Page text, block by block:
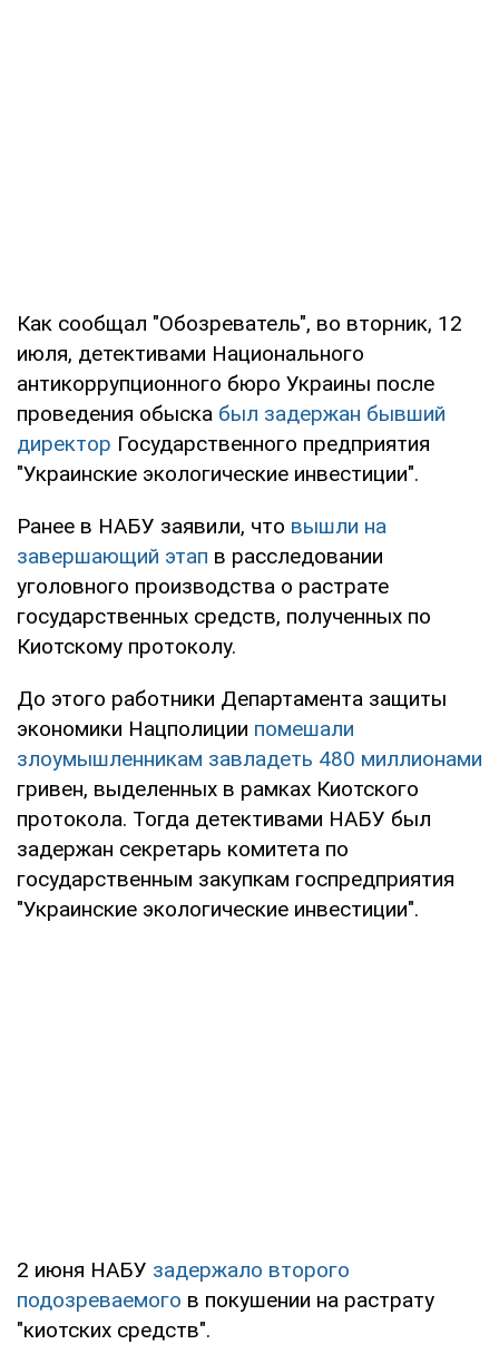
Как сообщал "Обозреватель", во вторник, 12
июля, детективами Национального
антикоррупционного бюро Украины после
проведения обыска был задержан бывший
директор Государственного предприятия
"Украинские экологические инвестиции".
Ранее в НАБУ заявили, что вышли на
завершающий этап в расследовании
уголовного производства о растрате
государственных средств, полученных по
Киотскому протоколу.
До этого работники Департамента защиты
экономики Нацполиции помешали
злоумышленникам завладеть 480 миллионами
гривен, выделенных в рамках Киотского
протокола. Тогда детективами НАБУ был
задержан секретарь комитета по
государственным закупкам госпредприятия
"Украинские экологические инвестиции".
2 июня НАБУ задержало второго
подозреваемого в покушении на растрату
"киотских средств".